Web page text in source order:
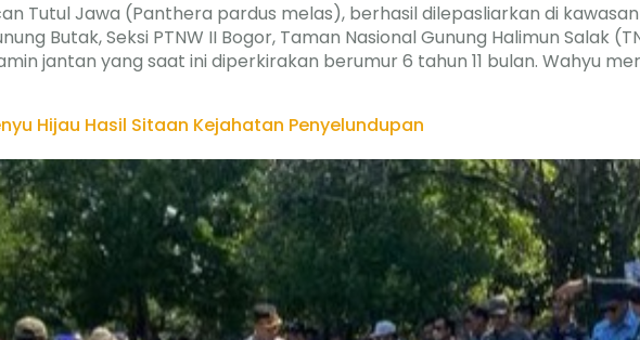
Tutul Jawa (Panthera pardus melas), berhasil dilepasliarkan di
Butak, Seksi PTNW II Bogor, Taman Nasional Gunung Halimun Salak
jantan yang saat ini diperkirakan berumur 6 tahun 11 bulan. Wahyu
Hijau Hasil Sitaan Kejahatan Penyelundupan